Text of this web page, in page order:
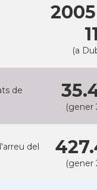
(a
de
(gener
del
(gener